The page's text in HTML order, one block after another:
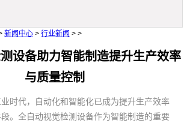
新闻中心 > 行业新闻 > >
设备助力智能制造提升生产效率
与质量控制
时代，自动化和智能化已成为提升生产效率
。全自动视觉检测设备作为智能制造的重要